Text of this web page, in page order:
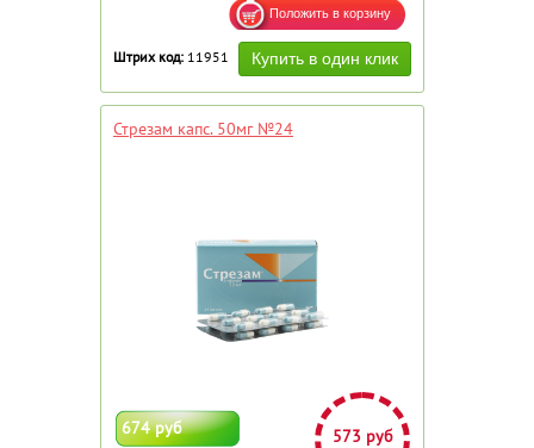
Штрих код: 11951
Стрезам капс. 50мг №24
674 руб 573 руб